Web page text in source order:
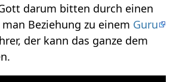
darum bitten durch einen
Beziehung zu einem Guru
der kann das ganze dem